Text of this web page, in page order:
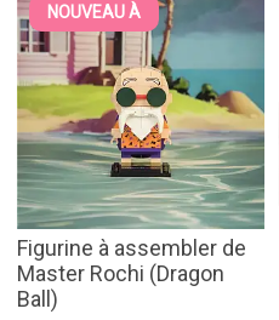
NOUVEAU À
Figurine à assembler de
Master Rochi (Dragon
Ball)